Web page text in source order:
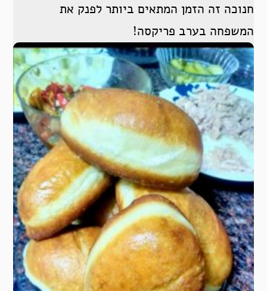
חנוכה זה הזמן המתאים ביותר לפנק את
המשפחה בערב פריקסה!